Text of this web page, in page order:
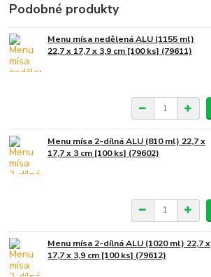
Podobné produkty
Menu mísa nedělená ALU (1155 ml)
22,7 x 17,7 x 3,9 cm [100 ks] (79611)
Menu mísa 2-dílná ALU (810 ml) 22,7 x
17,7 x 3 cm [100 ks] (79602)
Menu mísa 2-dílná ALU (1020 ml) 22,7 x
17,7 x 3,9 cm [100 ks] (79612)